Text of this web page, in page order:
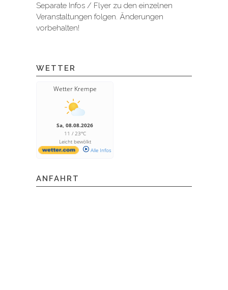
Separate Infos / Flyer zu den einzelnen
Veranstaltungen folgen. Änderungen
vorbehalten!
WETTER
Wetter Krempe
Sa, 08.08.2026
11 / 23°C
Leicht bewölkt
Alle Infos
ANFAHRT